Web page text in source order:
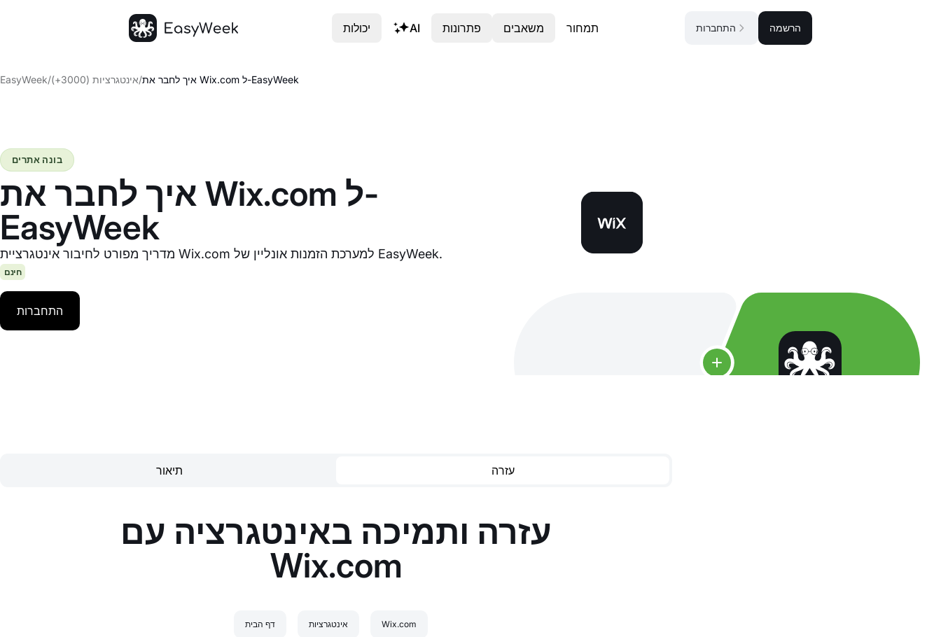
EasyWeek/ אינטגרציות (3000+)/ איך לחבר את Wix.com ל-EasyWeek
איך לחבר את Wix.com ל-
EasyWeek
מדריך מפורט לחיבור אינטגרציית Wix.com למערכת הזמנות אונליין של EasyWeek.
בונה אתרים
חינם
התחברות
תיאור עזרה
עזרה ותמיכה באינטגרציה עם
Wix.com
דף הבית אינטגרציות Wix.com
יכולות AI פתרונות משאבים תמחור התחברות הרשמה